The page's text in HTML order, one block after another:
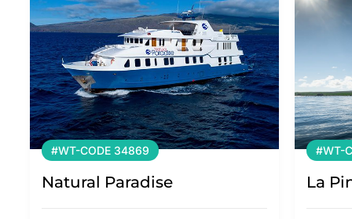
#WT-CODE 34869
Natural Paradise
#WT-
La